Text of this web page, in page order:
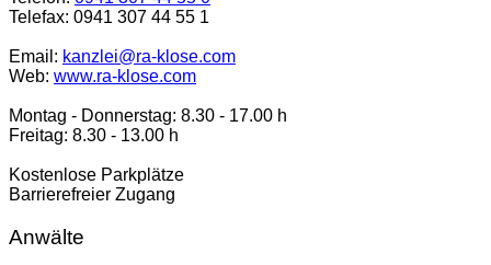
Telefax: 0941 307 44 55 1
Email: kanzlei@ra-klose.com
Web: www.ra-klose.com
Montag - Donnerstag: 8.30 - 17.00 h
Freitag: 8.30 - 13.00 h
Kostenlose Parkplätze
Barrierefreier Zugang
Anwälte